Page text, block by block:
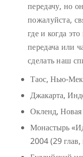
передачу, но
пожалуйста,
где и когда
передача или
сделать наш
Таос, Нью-
Джакарта,
Окленд,
Монастырь
2004 (29 глав,